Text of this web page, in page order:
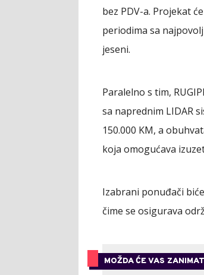
bez PDV-a. Projekat
periodima sa
jeseni.
Paralelno s tim,
sa naprednim LIDAR
150.000 KM, a
koja omogućava
Izabrani ponuđači
čime se osigurava
MOŽDA ĆE VAS